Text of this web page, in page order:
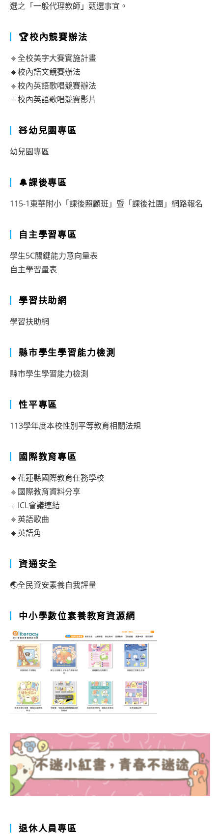
選之「一般代理教師」甄選事宜。
🏆校內競賽辦法
🔹全校美字大賽實施計畫
🔹校內語文競賽辦法
🔹校內英語歌唱競賽辦法
🔹校內英語歌唱競賽影片
🧸幼兒園專區
幼兒園專區
🔔課後專區
115-1東華附小「課後照顧班」暨「課後社團」網路報名
自主學習專區
學生5C關鍵能力意向量表
自主學習量表
學習扶助網
學習扶助網
縣市學生學習能力檢測
縣市學生學習能力檢測
性平專區
113學年度本校性別平等教育相關法規
國際教育專區
🔹花蓮縣國際教育任務學校
🔹國際教育資料分享
🔹ICL會議連結
🔹英語歌曲
🔹英語角
資通安全
🌏全民資安素養自我評量
中小學數位素養教育資源網
退休人員專區